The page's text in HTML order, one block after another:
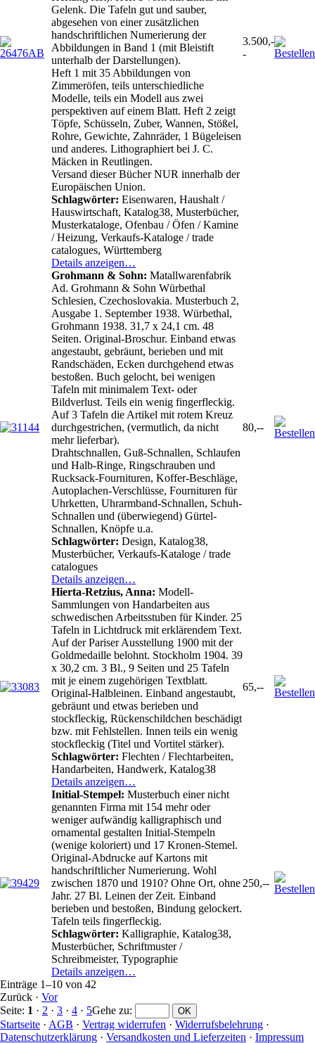
Gelenk. Die Tafeln gut und sauber,
abgesehen von einer zusätzlichen
handschriftlichen Numerierung der
Abbildungen in Band 1 (mit Bleistift
unterhalb der Darstellungen).
Heft 1 mit 35 Abbildungen von
Zimmeröfen, teils unterschiedliche
Modelle, teils ein Modell aus zwei
perspektiven auf einem Blatt. Heft 2 zeigt
Töpfe, Schüsseln, Zuber, Wannen, Stößel,
Rohre, Gewichte, Zahnräder, 1 Bügeleisen
und anderes. Lithographiert bei J. C.
Mäcken in Reutlingen.
Versand dieser Bücher NUR innerhalb der
Europäischen Union.
Schlagwörter: Eisenwaren, Haushalt /
Hauswirtschaft, Katalog38, Musterbücher,
Musterkataloge, Ofenbau / Öfen / Kamine
/ Heizung, Verkaufs-Kataloge / trade
catalogues, Württemberg
Details anzeigen…
3.500,-
-
Grohmann & Sohn: Matallwarenfabrik
Ad. Grohmann & Sohn Würbethal
Schlesien, Czechoslovakia. Musterbuch 2,
Ausgabe 1. September 1938. Würbethal,
Grohmann 1938. 31,7 x 24,1 cm. 48
Seiten. Original-Broschur. Einband etwas
angestaubt, gebräunt, berieben und mit
Randschäden, Ecken durchgehend etwas
bestoßen. Buch gelocht, bei wenigen
Tafeln mit minimalem Text- oder
Bildverlust. Teils ein wenig fingerfleckig.
Auf 3 Tafeln die Artikel mit rotem Kreuz
durchgestrichen, (vermutlich, da nicht
mehr lieferbar).
Drahtschnallen, Guß-Schnallen, Schlaufen
und Halb-Ringe, Ringschrauben und
Rucksack-Fournituren, Koffer-Beschläge,
Autoplachen-Verschlüsse, Fournituren für
Uhrketten, Uhrarmband-Schnallen, Schuh-
Schnallen und (überwiegend) Gürtel-
Schnallen, Knöpfe u.a.
Schlagwörter: Design, Katalog38,
Musterbücher, Verkaufs-Kataloge / trade
catalogues
Details anzeigen…
80,--
Hierta-Retzius, Anna: Modell-
Sammlungen von Handarbeiten aus
schwedischen Arbeitsstuben für Kinder. 25
Tafeln in Lichtdruck mit erklärendem Text.
Auf der Pariser Ausstellung 1900 mit der
Goldmedaille belohnt. Stockholm 1904. 39
x 30,2 cm. 3 Bl., 9 Seiten und 25 Tafeln
mit je einem zugehörigen Textblatt.
Original-Halbleinen. Einband angestaubt,
gebräunt und etwas berieben und
stockfleckig, Rückenschildchen beschädigt
bzw. mit Fehlstellen. Innen teils ein wenig
stockfleckig (Titel und Vortitel stärker).
Schlagwörter: Flechten / Flechtarbeiten,
Handarbeiten, Handwerk, Katalog38
Details anzeigen…
65,--
Initial-Stempel: Musterbuch einer nicht
genannten Firma mit 154 mehr oder
weniger aufwändig kalligraphisch und
ornamental gestalten Initial-Stempeln
(wenige koloriert) und 17 Kronen-Stemel.
Original-Abdrucke auf Kartons mit
handschriftlicher Numerierung. Wohl
zwischen 1870 und 1910? Ohne Ort, ohne
Jahr. 27 Bl. Leinen der Zeit. Einband
berieben und bestoßen, Bindung gelockert.
Tafeln teils fingerfleckig.
Schlagwörter: Kalligraphie, Katalog38,
Musterbücher, Schriftmuster /
Schreibmeister, Typographie
Details anzeigen…
250,--
Einträge 1–10 von 42
Zurück · Vor
Seite: 1 · 2 · 3 · 4 · 5Gehe zu:
Startseite · AGB · Vertrag widerrufen · Widerrufsbelehrung ·
Datenschutzerklärung · Versandkosten und Lieferzeiten · Impressum